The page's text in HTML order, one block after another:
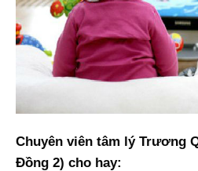
Chuyên viên tâm lý Trương
Đồng 2) cho hay: